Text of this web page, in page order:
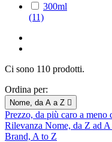
300ml
(11)
Ci sono 110 prodotti.
Ordina per:
Nome, da A a Z 
Prezzo, da più caro a meno
Rilevanza Nome, da Z ad A
Brand, A to Z